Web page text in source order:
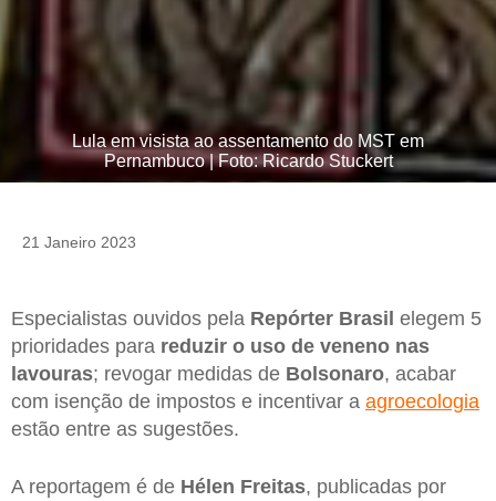
Lula em visista ao assentamento do MST em
Pernambuco | Foto: Ricardo Stuckert
21 Janeiro 2023
Especialistas ouvidos pela Repórter Brasil elegem 5
prioridades para reduzir o uso de veneno nas
lavouras; revogar medidas de Bolsonaro, acabar
com isenção de impostos e incentivar a agroecologia
estão entre as sugestões.
A reportagem é de Hélen Freitas, publicadas por